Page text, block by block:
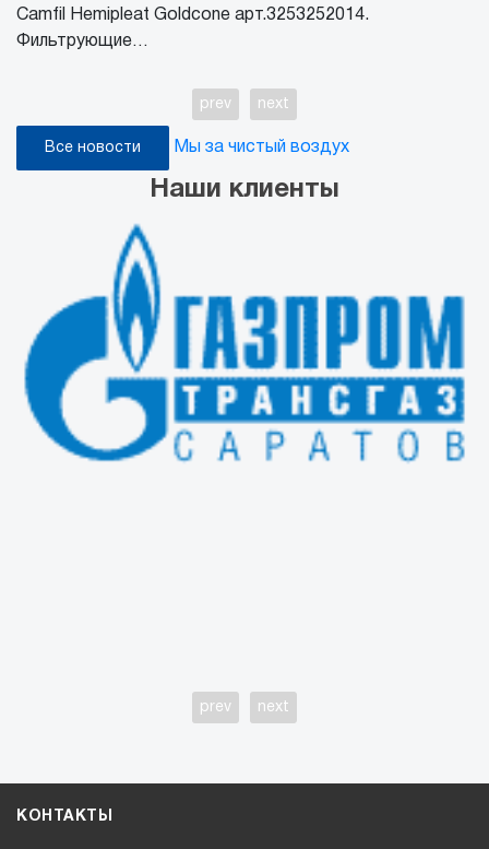
Camfil Hemipleat Goldcone арт.3253252014.
Фильтрующие…
prev next
Все новости Мы за чистый воздух
Наши клиенты
prev next
КОНТАКТЫ